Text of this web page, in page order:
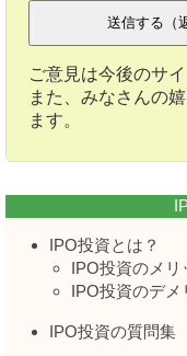
ご意見は今後のサ
また、みなさんの
ます。
IPO投資とは？
IPO投資のメリ
IPO投資のデメ
IPO投資の質問集